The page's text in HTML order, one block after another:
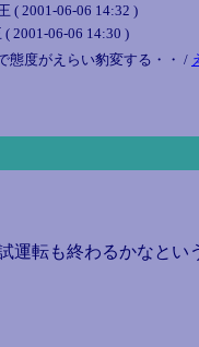
( 2001-06-06 14:32 )
2001-06-06 14:30 )
態度がえらい豹変する・・ /
運転も終わるかなとい